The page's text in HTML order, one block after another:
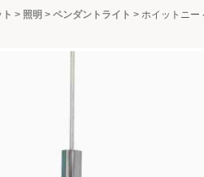
> 照明 > ペンダントライト > ホイットニ